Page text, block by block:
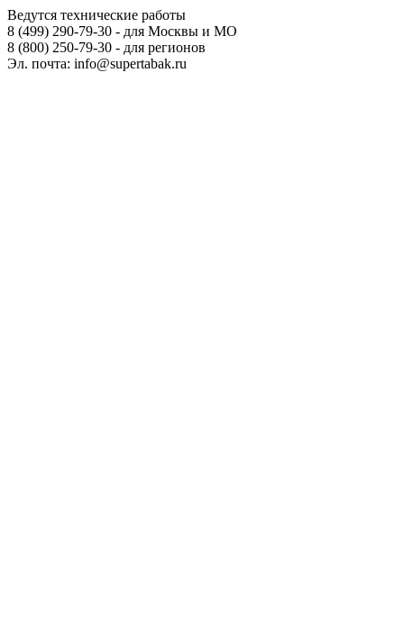
Ведутся технические работы
8 (499) 290-79-30 - для Москвы и МО
8 (800) 250-79-30 - для регионов
Эл. почта: info@supertabak.ru